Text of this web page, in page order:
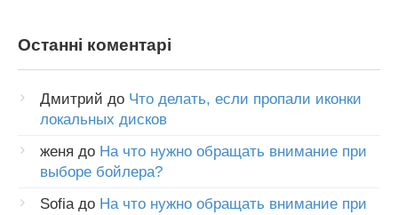
Останні коментарі
Дмитрий до Что делать, если пропали иконки
локальных дисков
женя до На что нужно обращать внимание при
выборе бойлера?
Sofiaдо На что нужно обращать внимание при